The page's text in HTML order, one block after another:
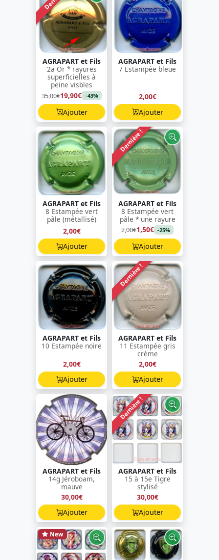
AGRAPART et Fils
2a Or * rayures
superficielles à
peine visbles
35,00€19,90€ -43%
Ajouter
AGRAPART et Fils
7 Estampée bleue
2,00€
Ajouter
AGRAPART et Fils
8 Estampée vert
pâle (métallisé)
2,00€
Ajouter
Dernière !
AGRAPART et Fils
8 Estampée vert
pâle * une rayure
2,00€1,50€ -25%
Ajouter
AGRAPART et Fils
10 Estampée noire
2,00€
Ajouter
Dernière !
AGRAPART et Fils
11 Estampée gris
crème
2,00€
Ajouter
AGRAPART et Fils
14g Jéroboam,
mauve
30,00€
Ajouter
Dernière !
AGRAPART et Fils
15 à 15e Tigre
stylisé
30,00€
Ajouter
New